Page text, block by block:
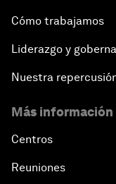
Cómo trabajamos
Liderazgo y
Nuestra
Más
Centros
Reuniones